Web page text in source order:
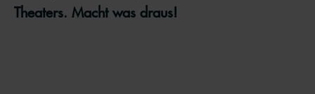
Theaters. Macht was draus!